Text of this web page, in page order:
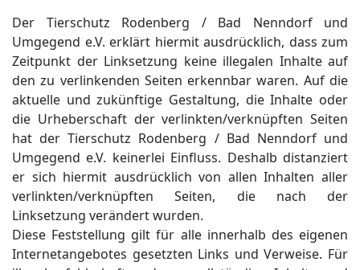
Der Tierschutz Rodenberg / Bad Nenndorf und
Umgegend e.V. erklärt hiermit ausdrücklich, dass zum
Zeitpunkt der Linksetzung keine illegalen Inhalte auf
den zu verlinkenden Seiten erkennbar waren. Auf die
aktuelle und zukünftige Gestaltung, die Inhalte oder
die Urheberschaft der verlinkten/verknüpften Seiten
hat der Tierschutz Rodenberg / Bad Nenndorf und
Umgegend e.V. keinerlei Einfluss. Deshalb distanziert
er sich hiermit ausdrücklich von allen Inhalten aller
verlinkten/verknüpften Seiten, die nach der
Linksetzung verändert wurden.
Diese Feststellung gilt für alle innerhalb des eigenen
Internetangebotes gesetzten Links und Verweise. Für